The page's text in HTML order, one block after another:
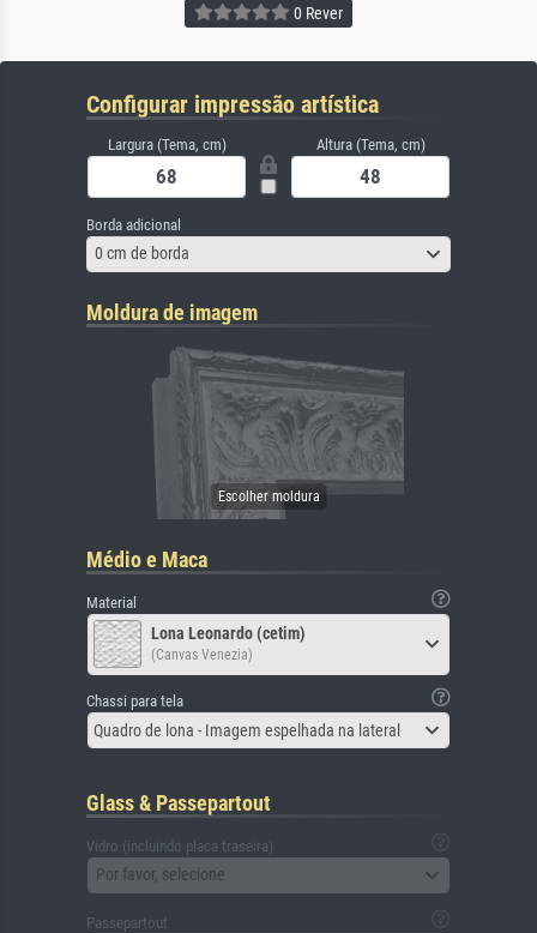
0 Rever
Configurar impressão artística
Largura (Tema, cm) Altura (Tema, cm)
Borda adicional
0 cm de borda
Moldura de imagem
Médio e Maca
Material
Lona Leonardo (cetim)
(Canvas Venezia)
Chassi para tela
Quadro de lona - Imagem espelhada na lateral
Glass & Passepartout
Vidro (incluindo placa traseira)
Por favor, selecione
Passepartout